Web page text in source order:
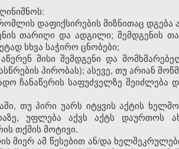
დაფიქსირების მიზნითაც დგება
თარიღი და ადგილი; შემდგენის
სხვა საჭირო ცნობები;
მისი შემდგენი და
პირობას); ასევე, თუ არიან
ჩანაწერის საფუძველზე
თუ პირი უარს იტყვის აქტის
უფლება აქვს აქტს დაურთოს
თქმის მოტივი.
მიერ ამ წესებით ან/და